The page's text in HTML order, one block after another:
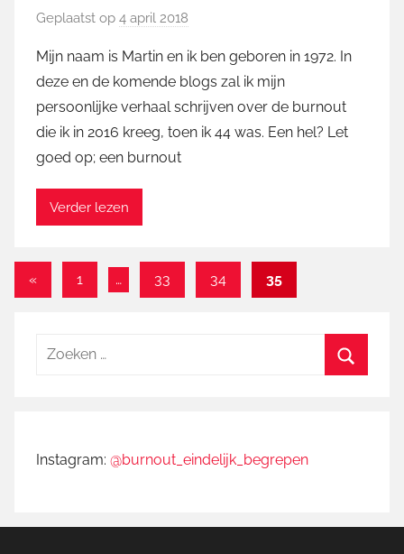
Geplaatst op 4 april 2018
o
r
M
a
Mijn naam is Martin en ik ben geboren in 1972. In
deze en de komende blogs zal ik mijn
persoonlijke verhaal schrijven over de burnout
die ik in 2016 kreeg, toen ik 44 was. Een hel? Let
goed op; een burnout
Verder lezen
Berichten
«Vorige
berichten
1 … 33 34 35
Zoeken
Instagram: @burnout_eindelijk_begrepen